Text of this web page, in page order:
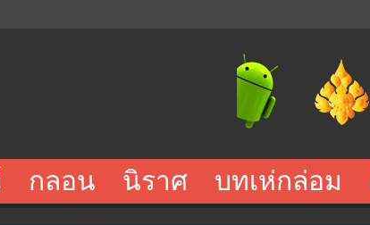
กลอน นิราศ บทเห่กล่อม